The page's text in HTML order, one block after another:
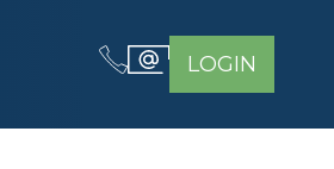
LOGIN